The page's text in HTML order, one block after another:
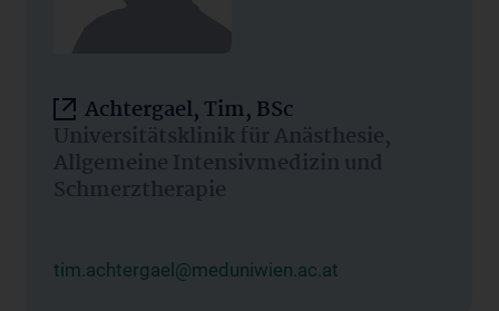
Achtergael, Tim, BSc
Universitätsklinik für Anästhesie,
Allgemeine Intensivmedizin und
Schmerztherapie
tim.achtergael@meduniwien.ac.at